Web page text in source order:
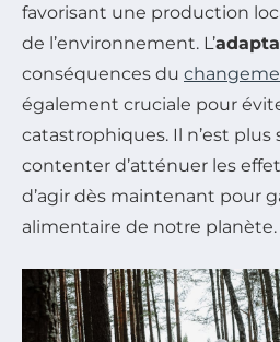
favorisant une production
de l’environnement. L’
conséquences du
également cruciale pour
catastrophiques. Il n’est plus
contenter d’atténuer les
d’agir dès maintenant pour
alimentaire de notre planète.